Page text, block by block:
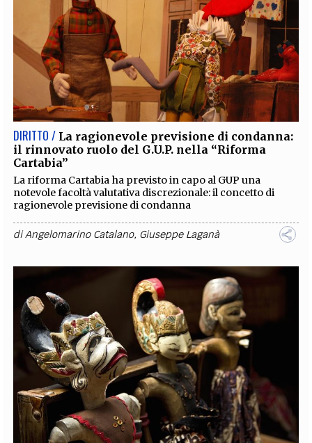
DIRITTO / La ragionevole previsione di condanna:
il rinnovato ruolo del G.U.P. nella “Riforma
Cartabia”
La riforma Cartabia ha previsto in capo al GUP una
notevole facoltà valutativa discrezionale: il concetto di
ragionevole previsione di condanna
diAngelomarino Catalano, Giuseppe Laganà